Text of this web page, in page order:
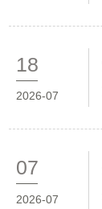
18
2026-07
07
2026-07